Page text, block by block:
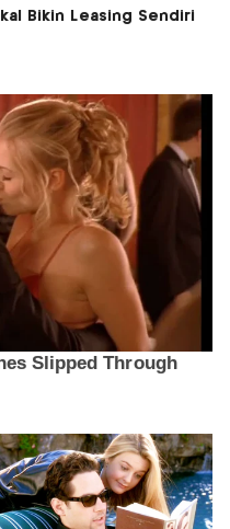
Bikin Leasing Sendiri